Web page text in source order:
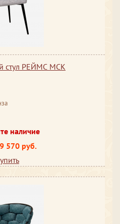
стул РЕЙМС МСК
наличие
570 руб.